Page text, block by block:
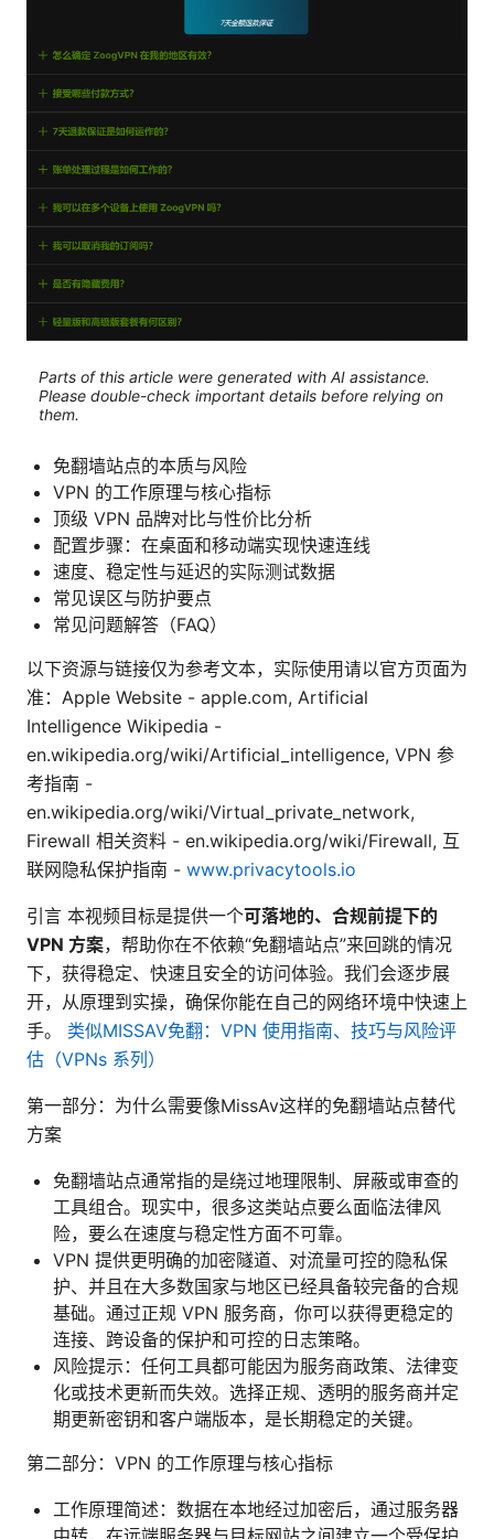
Parts of this article were generated with AI assistance.
Please double-check important details before relying on
them.
免翻墙站点的本质与风险
VPN 的工作原理与核心指标
顶级 VPN 品牌对比与性价比分析
配置步骤：在桌面和移动端实现快速连线
速度、稳定性与延迟的实际测试数据
常见误区与防护要点
常见问题解答（FAQ）
以下资源与链接仅为参考文本，实际使用请以官方页面为
准：Apple Website - apple.com, Artificial
Intelligence Wikipedia -
en.wikipedia.org/wiki/Artificial_intelligence, VPN 参
考指南 -
en.wikipedia.org/wiki/Virtual_private_network,
Firewall 相关资料 - en.wikipedia.org/wiki/Firewall, 互
联网隐私保护指南 - www.privacytools.io
引言 本视频目标是提供一个可落地的、合规前提下的
VPN 方案，帮助你在不依赖“免翻墙站点”来回跳的情况
下，获得稳定、快速且安全的访问体验。我们会逐步展
开，从原理到实操，确保你能在自己的网络环境中快速上
手。 类似MISSAV免翻：VPN 使用指南、技巧与风险评
估（VPNs 系列）
第一部分：为什么需要像MissAv这样的免翻墙站点替代
方案
免翻墙站点通常指的是绕过地理限制、屏蔽或审查的
工具组合。现实中，很多这类站点要么面临法律风
险，要么在速度与稳定性方面不可靠。
VPN 提供更明确的加密隧道、对流量可控的隐私保
护、并且在大多数国家与地区已经具备较完备的合规
基础。通过正规 VPN 服务商，你可以获得更稳定的
连接、跨设备的保护和可控的日志策略。
风险提示：任何工具都可能因为服务商政策、法律变
化或技术更新而失效。选择正规、透明的服务商并定
期更新密钥和客户端版本，是长期稳定的关键。
第二部分：VPN 的工作原理与核心指标
工作原理简述：数据在本地经过加密后，通过服务器